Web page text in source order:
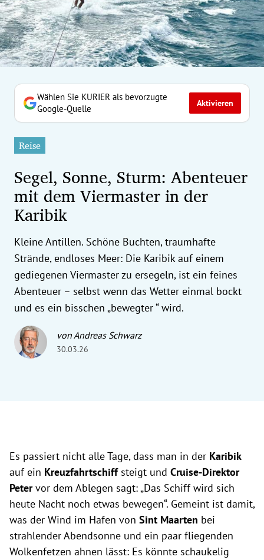
Untermenü
Untermenü
Untermenü
Untermenü
Untermenü
Untermenü
Untermenü
Untermenü
Untermenü
Wählen Sie KURIER als bevorzugte
Google-Quelle
Aktivieren
Reise
Segel, Sonne, Sturm: Abenteuer
mit dem Viermaster in der
Karibik
Kleine Antillen. Schöne Buchten, traumhafte
Strände, endloses Meer: Die Karibik auf einem
gediegenen Viermaster zu ersegeln, ist ein feines
Abenteuer – selbst wenn das Wetter einmal bockt
und es ein bisschen „bewegter “ wird.
von Andreas Schwarz
30.03.26
Es passiert nicht alle Tage, dass man in der Karibik
auf ein Kreuzfahrtschiffsteigt und Cruise-Direktor
Petervor dem Ablegen sagt: „Das Schiff wird sich
heute Nacht noch etwas bewegen“. Gemeint ist damit,
was der Wind im Hafen von Sint Maarten bei
strahlender Abendsonne und ein paar fliegenden
Wolkenfetzen ahnen lässt: Es könnte schaukelig